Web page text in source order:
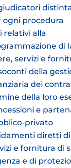
ogni procedura
relativi alla
di
servizi e
della
dei
della loro
e
privato
diretti di
e fornitura di
e di